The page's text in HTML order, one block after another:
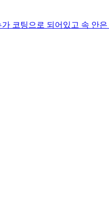
코팅으로 되어있고 속 안